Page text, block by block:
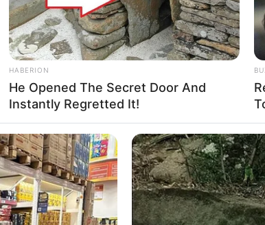
HABERION
He Opened The Secret Door And
Instantly Regretted It!